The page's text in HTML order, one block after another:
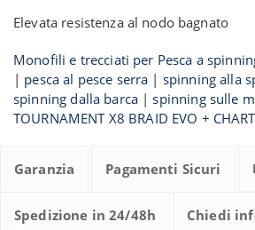
Elevata resistenza al nodo bagnato
Monofili e trecciati per Pesca a
| pesca al pesce serra | spinning alla
spinning dalla barca |spinning sulle
TOURNAMENT X8 BRAID EVO +
Garanzia Pagamenti Sicuri
Spedizione in 24/48h Chiedi